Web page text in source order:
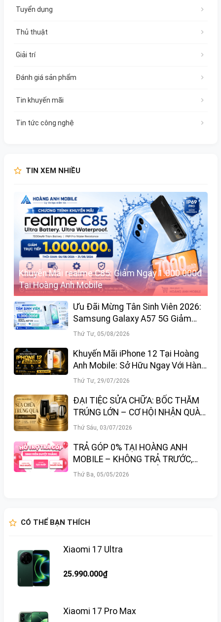
Tuyển dụng
Thủ thuật
Giải trí
Đánh giá sản phẩm
Tin khuyến mãi
Tin tức công nghệ
TIN XEM NHIỀU
Khuyến Mãi realme C85: Giảm Ngay 1.000.000đ
Tại Hoàng Anh Mobile
Ưu Đãi Mừng Tân Sinh Viên 2026:
Samsung Galaxy A57 5G Giảm
Ngay 1.000.000đ
Thứ Tư, 05/08/2026
Khuyến Mãi iPhone 12 Tại Hoàng
Anh Mobile: Sở Hữu Ngay Với Hàng
Loạt Ưu Đãi Hấp Dẫn
Thứ Tư, 29/07/2026
ĐẠI TIỆC SỬA CHỮA: BỐC THĂM
TRÚNG LỚN – CƠ HỘI NHẬN QUÀ
KHỦNG TẠI HOÀNG ANH MOBILE
Thứ Sáu, 03/07/2026
TRẢ GÓP 0% TẠI HOÀNG ANH
MOBILE – KHÔNG TRẢ TRƯỚC,
SINH VIÊN DUYỆT THẲNG!
Thứ Ba, 05/05/2026
CÓ THỂ BẠN THÍCH
Xiaomi 17 Ultra
25.990.000₫
Xiaomi 17 Pro Max